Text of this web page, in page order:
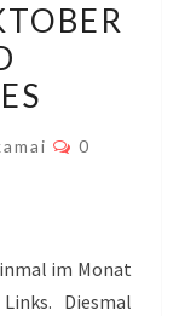
0
im Monat
Diesmal